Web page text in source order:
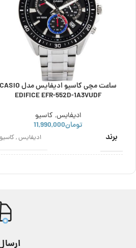
ساعت مچی کاسیو ادیفایس مدل CASIO
EDIFICE EFR-552D-1A3VUDF
ادیفایس, کاسیو
تومان11,990,000
برند ادیفایس,کاسیو
اصالت برند
کوارتز